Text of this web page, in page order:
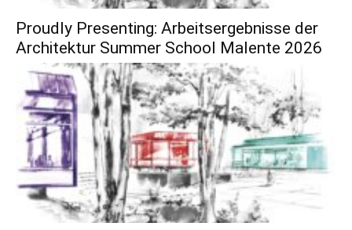
Proudly Presenting: Arbeitsergebnisse der
Architektur Summer School Malente 2026